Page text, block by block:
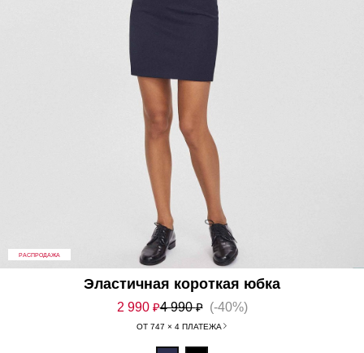
РАСПРОДАЖА
Эластичная короткая юбка
2 990 ₽4 990₽ (-40%)
ОТ 747 × 4 ПЛАТЕЖА